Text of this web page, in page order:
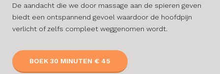
De aandacht die we door massage aan de spieren geven
biedt een ontspannend gevoel waardoor de hoofdpijn
verlicht of zelfs compleet weggenomen wordt.
BOEK 30 MINUTEN € 45